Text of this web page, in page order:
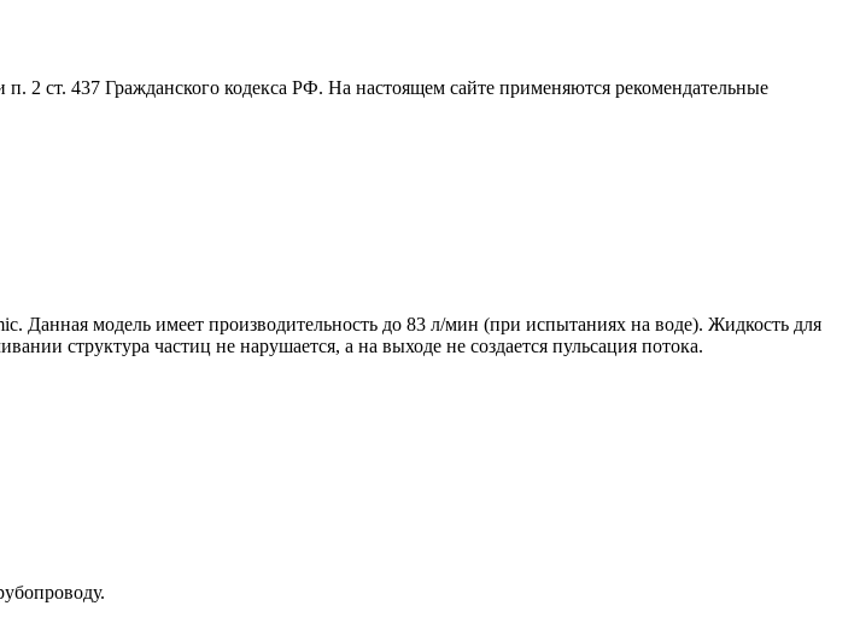
2 ст. 437 Гражданского кодекса РФ. На настоящем сайте применяются рекомендательные
Данная модель имеет производительность до 83 л/мин (при испытаниях на воде). Жидкость для
структура частиц не нарушается, а на выходе не создается пульсация потока.